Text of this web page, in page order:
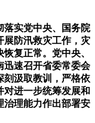
落实党中央、国务院
展防汛救灾工作，灾
复正常。党中央、
迅速召开省委常委会
刻汲取教训，严格依
进一步统筹发展和
治理能力作出部署安